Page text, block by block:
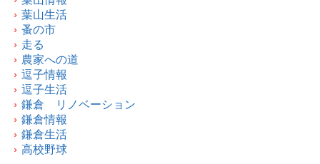
葉山生活
蚤の市
走る
農家への道
逗子情報
逗子生活
鎌倉 リノベーション
鎌倉情報
鎌倉生活
高校野球